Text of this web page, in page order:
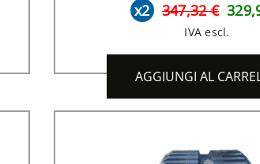
x2 347,32 €
IVA escl.
AGGIUNGI AL